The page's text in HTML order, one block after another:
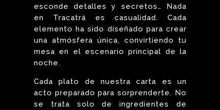
esconde detalles y secretos… Nada
en Tracatrá es casualidad. Cada
elemento ha sido diseñado para crear
una atmósfera única, convirtiendo tu
mesa en el escenario principal de la
noche.
Cada plato de nuestra carta es un
acto preparado para sorprenderte. No
se trata solo de ingredientes de